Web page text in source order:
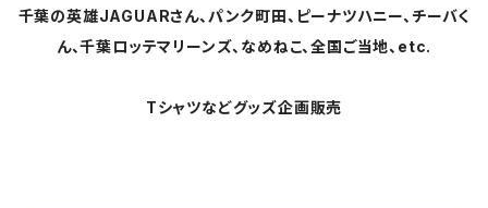
千葉の英雄JAGUARさん、パンク町田、ピーナツハニー、チーバく
ん、千葉ロッテマリーンズ、なめねこ、全国ご当地、etc.
Tシャツなどグッズ企画販売